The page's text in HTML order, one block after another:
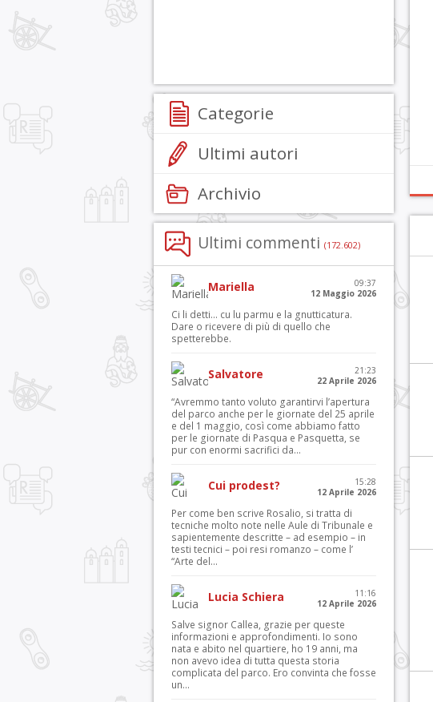
Categorie
Ultimi autori
Archivio
Ultimi commenti (172.602)
Mariella
09:37
12 Maggio 2026
Ci li detti… cu lu parmu e la gnutticatura.
Dare o ricevere di più di quello che
spetterebbe.
Salvatore
21:23
22 Aprile 2026
“Avremmo tanto voluto garantirvi l’apertura
del parco anche per le giornate del 25 aprile
e del 1 maggio, così come abbiamo fatto
per le giornate di Pasqua e Pasquetta, se
pur con enormi sacrifici da...
Cui prodest?
15:28
12 Aprile 2026
Per come ben scrive Rosalio, si tratta di
tecniche molto note nelle Aule di Tribunale e
sapientemente descritte – ad esempio – in
testi tecnici – poi resi romanzo – come l’
“Arte del...
Lucia Schiera
11:16
12 Aprile 2026
Salve signor Callea, grazie per queste
informazioni e approfondimenti. Io sono
nata e abito nel quartiere, ho 19 anni, ma
non avevo idea di tutta questa storia
complicata del parco. Ero convinta che fosse
un...